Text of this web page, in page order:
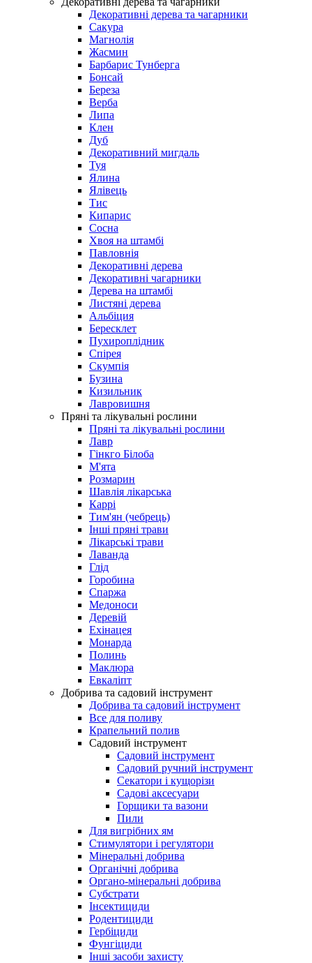
Декоративні дерева та чагарники
Сакура
Магнолія
Жасмин
Барбарис Тунберга
Бонсай
Береза
Верба
Липа
Клен
Дуб
Декоративний мигдаль
Туя
Ялина
Ялівець
Тис
Кипарис
Сосна
Хвоя на штамбі
Павловнія
Декоративні дерева
Декоративні чагарники
Дерева на штамбі
Листяні дерева
Альбіция
Бересклет
Пухироплідник
Спірея
Скумпія
Бузина
Кизильник
Лавровишня
Пряні та лікувальні рослини
Пряні та лікувальні рослини
Лавр
Гінкго Білоба
М'ята
Розмарин
Шавлія лікарська
Каррі
Тим'ян (чебрець)
Інші пряні трави
Лікарські трави
Лаванда
Глід
Горобина
Спаржа
Медоноси
Деревій
Ехінацея
Монарда
Полинь
Маклюра
Евкаліпт
Добрива та садовий інструмент
Добрива та садовий інструмент
Все для поливу
Крапельний полив
Садовий інструмент
Садовий інструмент
Садовий ручний інструмент
Секатори і кущорізи
Садові аксесуари
Горщики та вазони
Пили
Для вигрібних ям
Стимулятори і регулятори
Мінеральні добрива
Органічні добрива
Органо-мінеральні добрива
Субстрати
Інсектициди
Родентициди
Гербіциди
Фунгіциди
Інші засоби захисту